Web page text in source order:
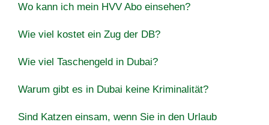
Wo kann ich mein HVV Abo einsehen?
Wie viel kostet ein Zug der DB?
Wie viel Taschengeld in Dubai?
Warum gibt es in Dubai keine Kriminalität?
Sind Katzen einsam, wenn Sie in den Urlaub